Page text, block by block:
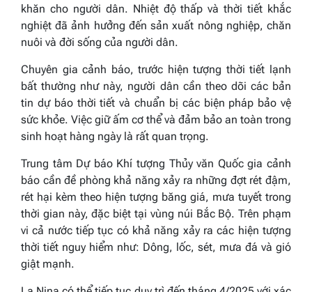
khăn cho người dân. Nhiệt độ thấp và thời tiết khắc
nghiệt đã ảnh hưởng đến sản xuất nông nghiệp, chăn
nuôi và đời sống của người dân.
Chuyên gia cảnh báo, trước hiện tượng thời tiết lạnh
bất thường như này, người dân cần theo dõi các bản
tin dự báo thời tiết và chuẩn bị các biện pháp bảo vệ
sức khỏe. Việc giữ ấm cơ thể và đảm bảo an toàn trong
sinh hoạt hàng ngày là rất quan trọng.
Trung tâm Dự báo Khí tượng Thủy văn Quốc gia cảnh
báo cần đề phòng khả năng xảy ra những đợt rét đậm,
rét hại kèm theo hiện tượng băng giá, mưa tuyết trong
thời gian này, đặc biệt tại vùng núi Bắc Bộ. Trên phạm
vi cả nước tiếp tục có khả năng xảy ra các hiện tượng
thời tiết nguy hiểm như: Dông, lốc, sét, mưa đá và gió
giật mạnh.